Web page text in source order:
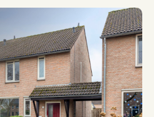
Ligbad, toilet,
wastafelmeubel,
inloopdouche